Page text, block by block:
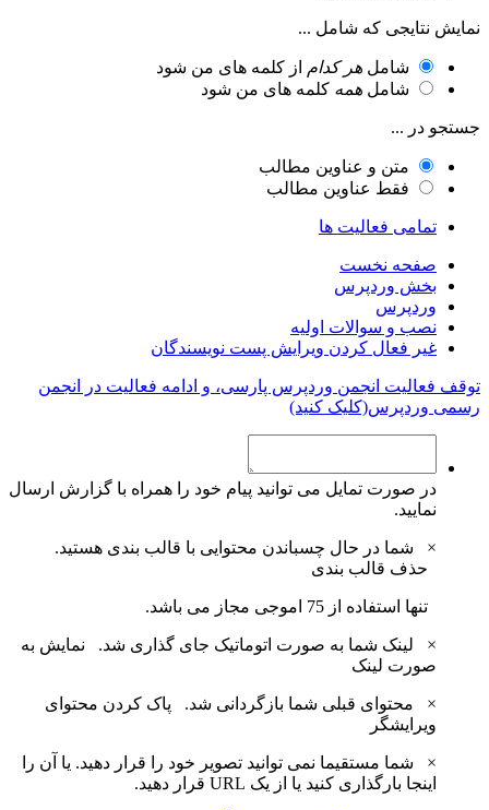
نمایش نتایجی که شامل ...
شامل هر کدام از کلمه های من شود
شامل همه کلمه های من شود
جستجو در ...
متن و عناوین مطالب
فقط عناوین مطالب
تمامی فعالیت ها
صفحه نخست
بخش وردپرس
وردپرس
نصب و سوالات اولیه
غیر فعال کردن ویرایش پست نویسندگان
توقف فعالیت انجمن وردپرس پارسی، و ادامه فعالیت در انجمن
رسمی وردپرس(کلیک کنید)
در صورت تمایل می توانید پیام خود را همراه با گزارش ارسال
نمایید.
×
شما در حال چسباندن محتوایی با قالب بندی هستید.
حذف قالب بندی
تنها استفاده از 75 اموجی مجاز می باشد.
× لینک شما به صورت اتوماتیک جای گذاری شد. نمایش به
صورت لینک
× محتوای قبلی شما بازگردانی شد. پاک کردن محتوای
ویرایشگر
×
شما مستقیما نمی توانید تصویر خود را قرار دهید. یا آن را
اینجا بارگذاری کنید یا از یک URL قرار دهید.